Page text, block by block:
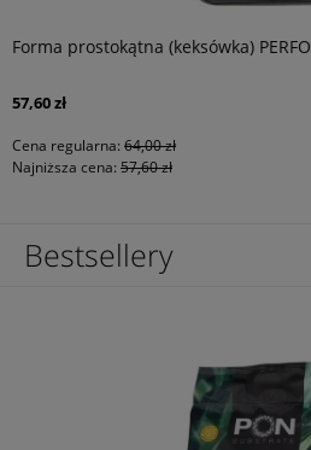
Forma prostokątna (keksówka)
57,60 zł
Cena regularna: 64,00 zł
Najniższa cena: 57,60 zł
Bestsellery